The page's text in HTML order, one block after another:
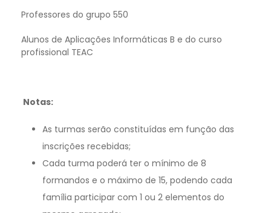
Professores do grupo 550
Alunos de Aplicações Informáticas B e do curso
profissional TEAC
Notas:
As turmas serão constituídas em função das
inscrições recebidas;
Cada turma poderá ter o mínimo de 8
formandos e o máximo de 15, podendo cada
família participar com 1 ou 2 elementos do